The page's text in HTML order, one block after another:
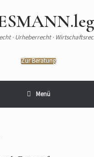
· Urheberrecht ·
Zur Beratung
Menü